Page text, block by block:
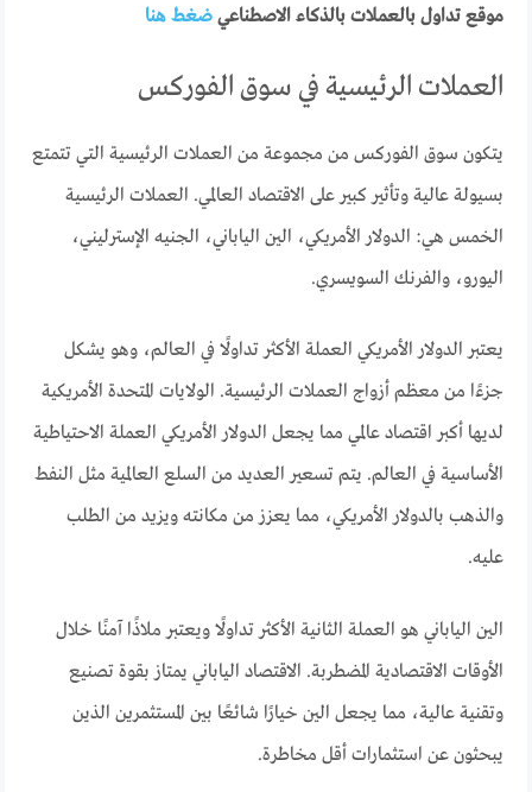
موقع تداول بالعملات بالذكاء الاصطناعيضغط هنا
العملات الرئيسية في سوق الفوركس
يتكون سوق الفوركس من مجموعة من العملات الرئيسية التي تتمتع
بسيولة عالية وتأثير كبير على الاقتصاد العالمي. العملات الرئيسية
الخمس هي: الدولار الأمريكي، الين الياباني، الجنيه الإسترليني،
اليورو، والفرنك السويسري.
يعتبر الدولار الأمريكي العملة الأكثر تداولًا في العالم، وهو يشكل
جزءًا من معظم أزواج العملات الرئيسية. الولايات المتحدة الأمريكية
لديها أكبر اقتصاد عالمي مما يجعل الدولار الأمريكي العملة الاحتياطية
الأساسية في العالم. يتم تسعير العديد من السلع العالمية مثل النفط
والذهب بالدولار الأمريكي، مما يعزز من مكانته ويزيد من الطلب
عليه.
الين الياباني هو العملة الثانية الأكثر تداولًا ويعتبر ملاذًا آمنًا خلال
الأوقات الاقتصادية المضطربة. الاقتصاد الياباني يمتاز بقوة تصنيع
وتقنية عالية، مما يجعل الين خيارًا شائعًا بين المستثمرين الذين
يبحثون عن استثمارات أقل مخاطرة.